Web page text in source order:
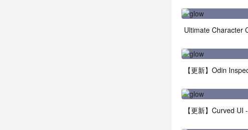
Ultimate Character
【更新】Odin